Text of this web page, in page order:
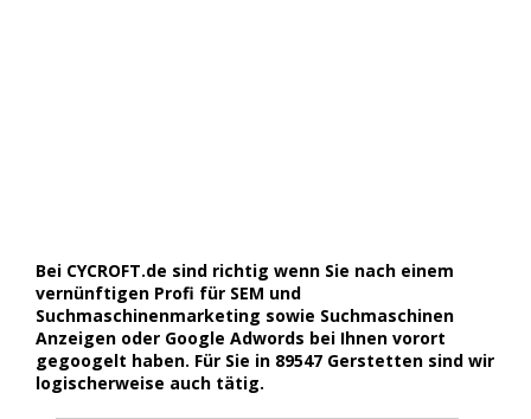
Bei CYCROFT.de sind richtig wenn Sie nach einem
vernünftigen Profi für SEM und
Suchmaschinenmarketing sowie Suchmaschinen
Anzeigen oder Google Adwords bei Ihnen vorort
gegoogelt haben. Für Sie in 89547 Gerstetten sind wir
logischerweise auch tätig.